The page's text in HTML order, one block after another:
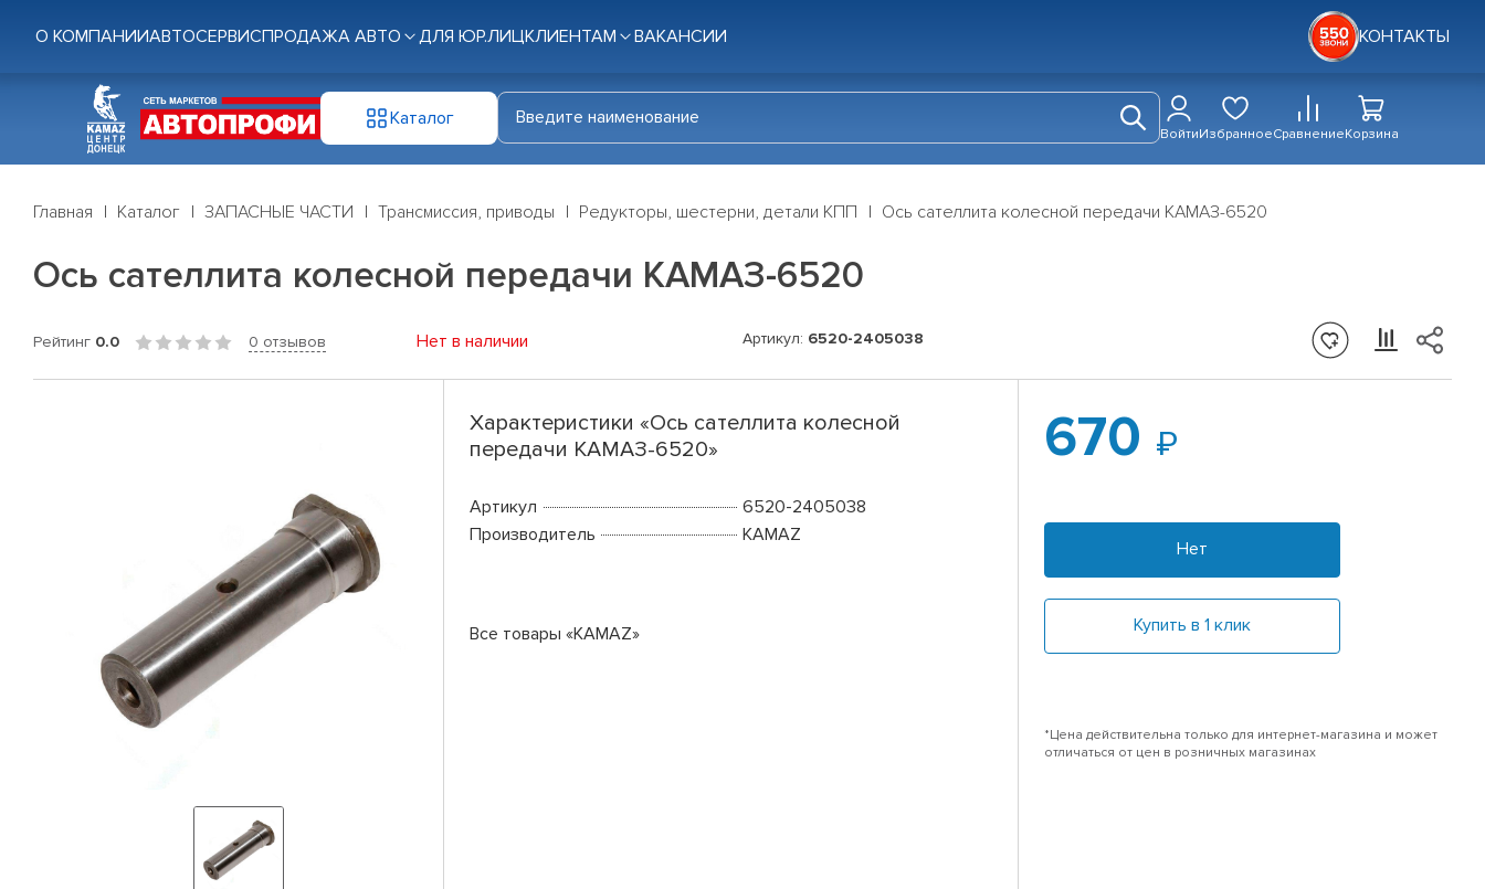
О КОМПАНИИАВТОСЕРВИСПРОДАЖА АВТО ДЛЯ ЮР.ЛИЦКЛИЕНТАМ ВАКАНСИИ КОНТАКТЫ
Каталог
ВойтиИзбранноеСравнениеКорзина
Главная Каталог ЗАПАСНЫЕ ЧАСТИ Трансмиссия, приводы Редукторы, шестерни, детали КПП Ось сателлита колесной передачи КАМАЗ-6520
Ось сателлита колесной передачи КАМАЗ-6520
Рейтинг 0.0 0 отзывов Нет в наличии Артикул: 6520-2405038
Характеристики «Ось сателлита колесной
передачи КАМАЗ-6520»
Артикул
6520-2405038
Производитель
KAMAZ
Все товары «KAMAZ»
670
Нет
Купить в 1 клик
*Цена действительна только для интернет-магазина и может
отличаться от цен в розничных магазинах